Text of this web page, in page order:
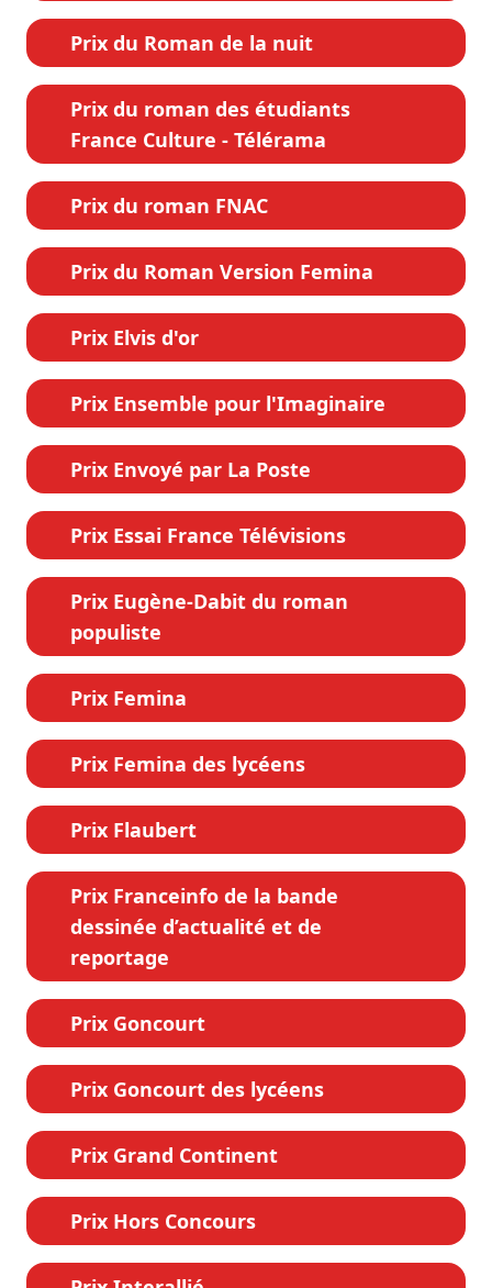
Prix du Roman de la nuit
Prix du roman des étudiants
France Culture - Télérama
Prix du roman FNAC
Prix du Roman Version Femina
Prix Elvis d'or
Prix Ensemble pour l'Imaginaire
Prix Envoyé par La Poste
Prix Essai France Télévisions
Prix Eugène-Dabit du roman
populiste
Prix Femina
Prix Femina des lycéens
Prix Flaubert
Prix Franceinfo de la bande
dessinée d’actualité et de
reportage
Prix Goncourt
Prix Goncourt des lycéens
Prix Grand Continent
Prix Hors Concours